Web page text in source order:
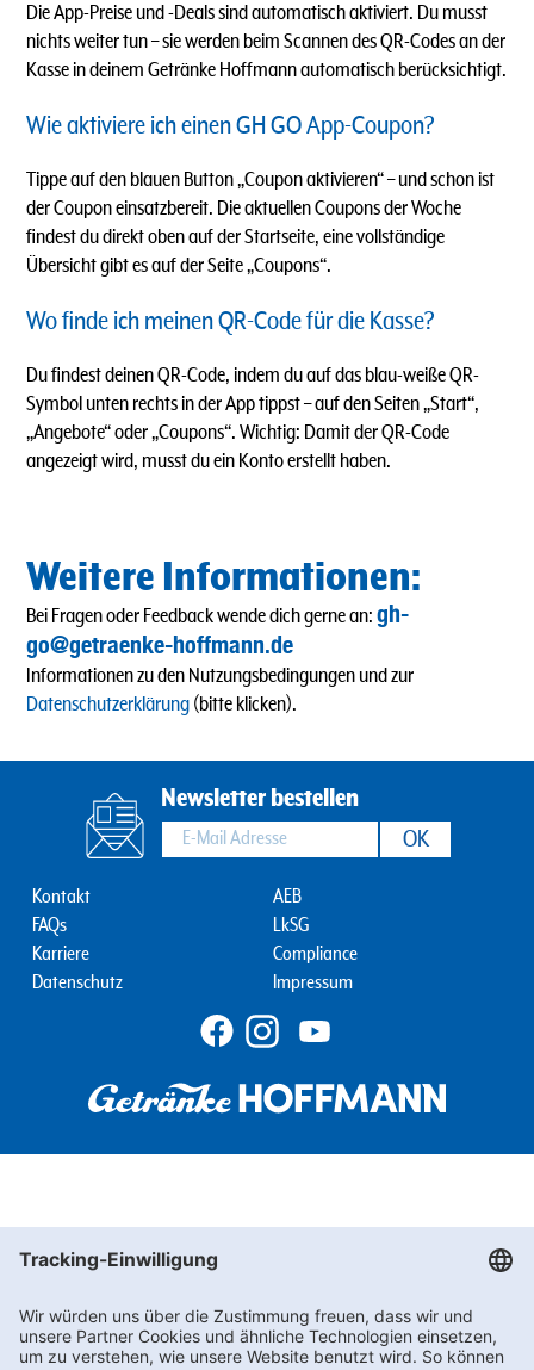
Die App-Preise und -Deals sind automatisch aktiviert. Du musst
nichts weiter tun – sie werden beim Scannen des QR-Codes an der
Kasse in deinem Getränke Hoffmann automatisch berücksichtigt.
Wie aktiviere ich einen GH GO App-Coupon?
Tippe auf den blauen Button „Coupon aktivieren“ – und schon ist
der Coupon einsatzbereit. Die aktuellen Coupons der Woche
findest du direkt oben auf der Startseite, eine vollständige
Übersicht gibt es auf der Seite „Coupons“.
Wo finde ich meinen QR-Code für die Kasse?
Du findest deinen QR-Code, indem du auf das blau-weiße QR-
Symbol unten rechts in der App tippst – auf den Seiten „Start“,
„Angebote“ oder „Coupons“. Wichtig: Damit der QR-Code
angezeigt wird, musst du ein Konto erstellt haben.
Weitere Informationen:
Bei Fragen oder Feedback wende dich gerne an: gh-
go@getraenke-hoffmann.de
Informationen zu den Nutzungsbedingungen und zur
Datenschutzerklärung (bitte klicken).
Newsletter bestellen
Footernav
Mobile
1.
Kontakt
FAQs
Karriere
Datenschutz
Footernav
Mobile
2.
Spalte
AEB
LkSG
Compliance
Impressum
Ihre
um den
Adition-